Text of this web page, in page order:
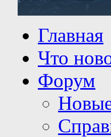
Главная
Что
Форум